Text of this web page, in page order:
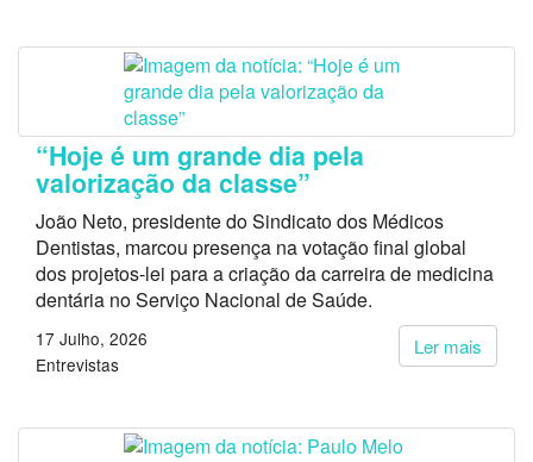
“Hoje é um grande dia pela
valorização da classe”
João Neto, presidente do Sindicato dos Médicos
Dentistas, marcou presença na votação final global
dos projetos-lei para a criação da carreira de medicina
dentária no Serviço Nacional de Saúde.
Ler mais
17 Julho, 2026
Entrevistas